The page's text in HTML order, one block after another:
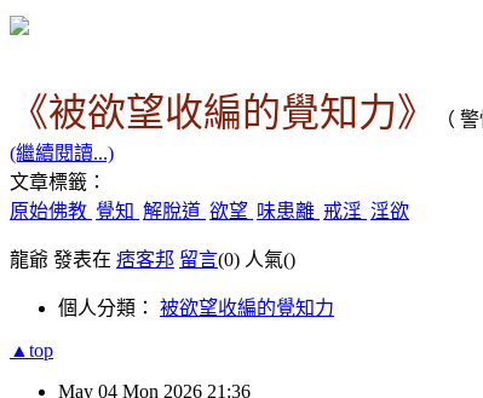
《被欲望收編的覺知力》 （
(繼續閱讀...)
文章標籤：
原始佛教 覺知 解脫道 欲望 味患離 戒淫 淫欲
龍爺 發表在 痞客邦 留言(0) 人氣()
個人分類： 被欲望收編的覺知力
▲top
May 04 Mon 2026 21:36